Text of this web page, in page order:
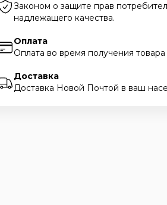
Законом о защите прав
надлежащего качества.
Оплата
Оплата во время получения
Доставка
Доставка Новой Почтой в ваш